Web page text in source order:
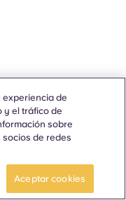
experiencia de
y el tráfico de
sobre
de redes
Aceptar cookies